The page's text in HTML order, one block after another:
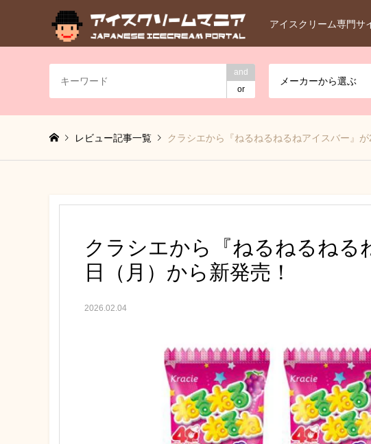
アイスクリーム専門サ
and
or
メーカーから選ぶ
レビュー記事一覧 クラシエから『ねるねるねるねアイスバー』
クラシエから『ねるねるねる
日（月）から新発売！
2026.02.04